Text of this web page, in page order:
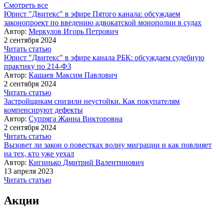
Смотреть все
Юрист "Двитекс" в эфире Пятого канала: обсуждаем
законопроект по введению адвокатской монополии в судах
Автор: Меркулов Игорь Петрович
2 сентября 2024
Читать статью
Юрист "Двитекс" в эфире канала РБК: обсуждаем судебную
практику по 214-ФЗ
Автор: Кашаев Максим Павлович
2 сентября 2024
Читать статью
Застройщикам снизили неустойки. Как покупателям
компенсируют дефекты
Автор: Супряга Жанна Викторовна
2 сентября 2024
Читать статью
Вызовет ли закон о повестках волну миграции и как повлияет
на тех, кто уже уехал
Автор: Кигинько Дмитрий Валентинович
13 апреля 2023
Читать статью
Акции